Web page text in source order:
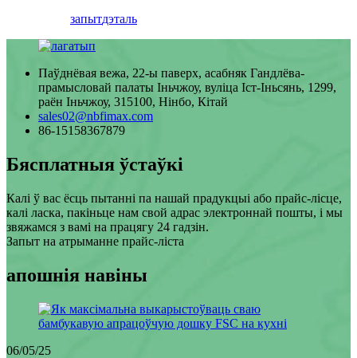
запытдэталь
Паўднёвая вежа, 22-ы паверх, асабняк Гандлёва-
прамысловай палаты Іньчжоу, вуліца Іст-Іньсянь, 1299,
раён Іньчжоу, 315100, Нінбо, Кітай
sales02@nbfimax.com
86-15158367879
Бясплатныя ўстаўкі
Калі ў вас ёсць пытанні па нашай прадукцыі або прайс-лісце,
калі ласка, пакіньце нам свой адрас электроннай пошты, і мы
звяжамся з вамі на працягу 24 гадзін.
Запыт на атрыманне прайс-ліста
апошнія навіны
06/05/25